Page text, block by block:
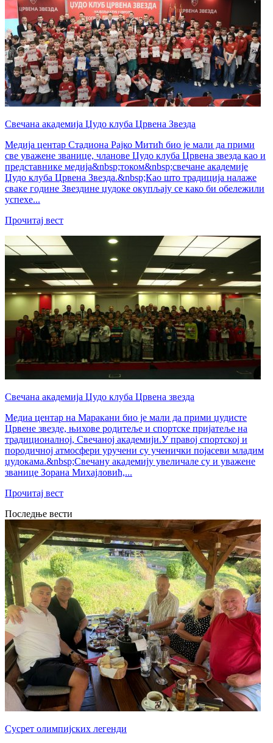
Свечана академија Џудо клуба Црвена Звезда
Медија центар Стадиона Рајко Митић био је мали да прими
све уважене званице, чланове Џудо клуба Црвена звезда као и
представнике медија&nbsp;током&nbsp;свечане академије
Џудо клуба Црвена Звезда.&nbsp;Као што традиција налаже
сваке године Звездине џудоке окупљају се како би обележили
успехе...
Прочитај вест
Свечана академија Џудо клуба Црвена звезда
Медиа центар на Маракани био је мали да прими џудисте
Црвене звезде, њихове родитеље и спортске пријатеље на
традиционалној, Свечаној академији.У правој спортској и
породичној атмосфери уручени су ученички појасеви младим
џудокама.&nbsp;Свечану академију увеличале су и уважене
званице Зорана Михајловић,...
Прочитај вест
Последње вести
Сусрет олимпијских легенди